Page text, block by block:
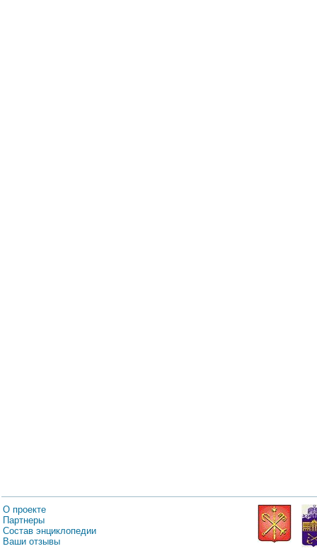
О проекте
Партнеры
Состав энциклопедии
Ваши отзывы